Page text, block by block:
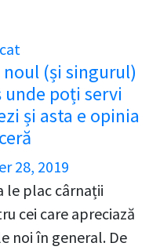
(și singurul)
unde poți servi
și asta e opinia
28, 2019
le plac cârnații
cei care apreciază
noi în general. De